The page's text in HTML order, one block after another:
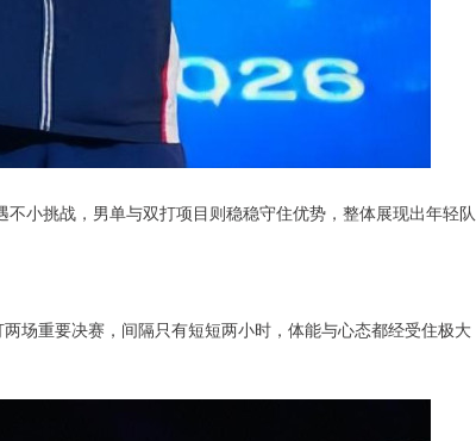
小挑战，男单与双打项目则稳稳守住优势，整体展现出年轻队
场重要决赛，间隔只有短短两小时，体能与心态都经受住极大